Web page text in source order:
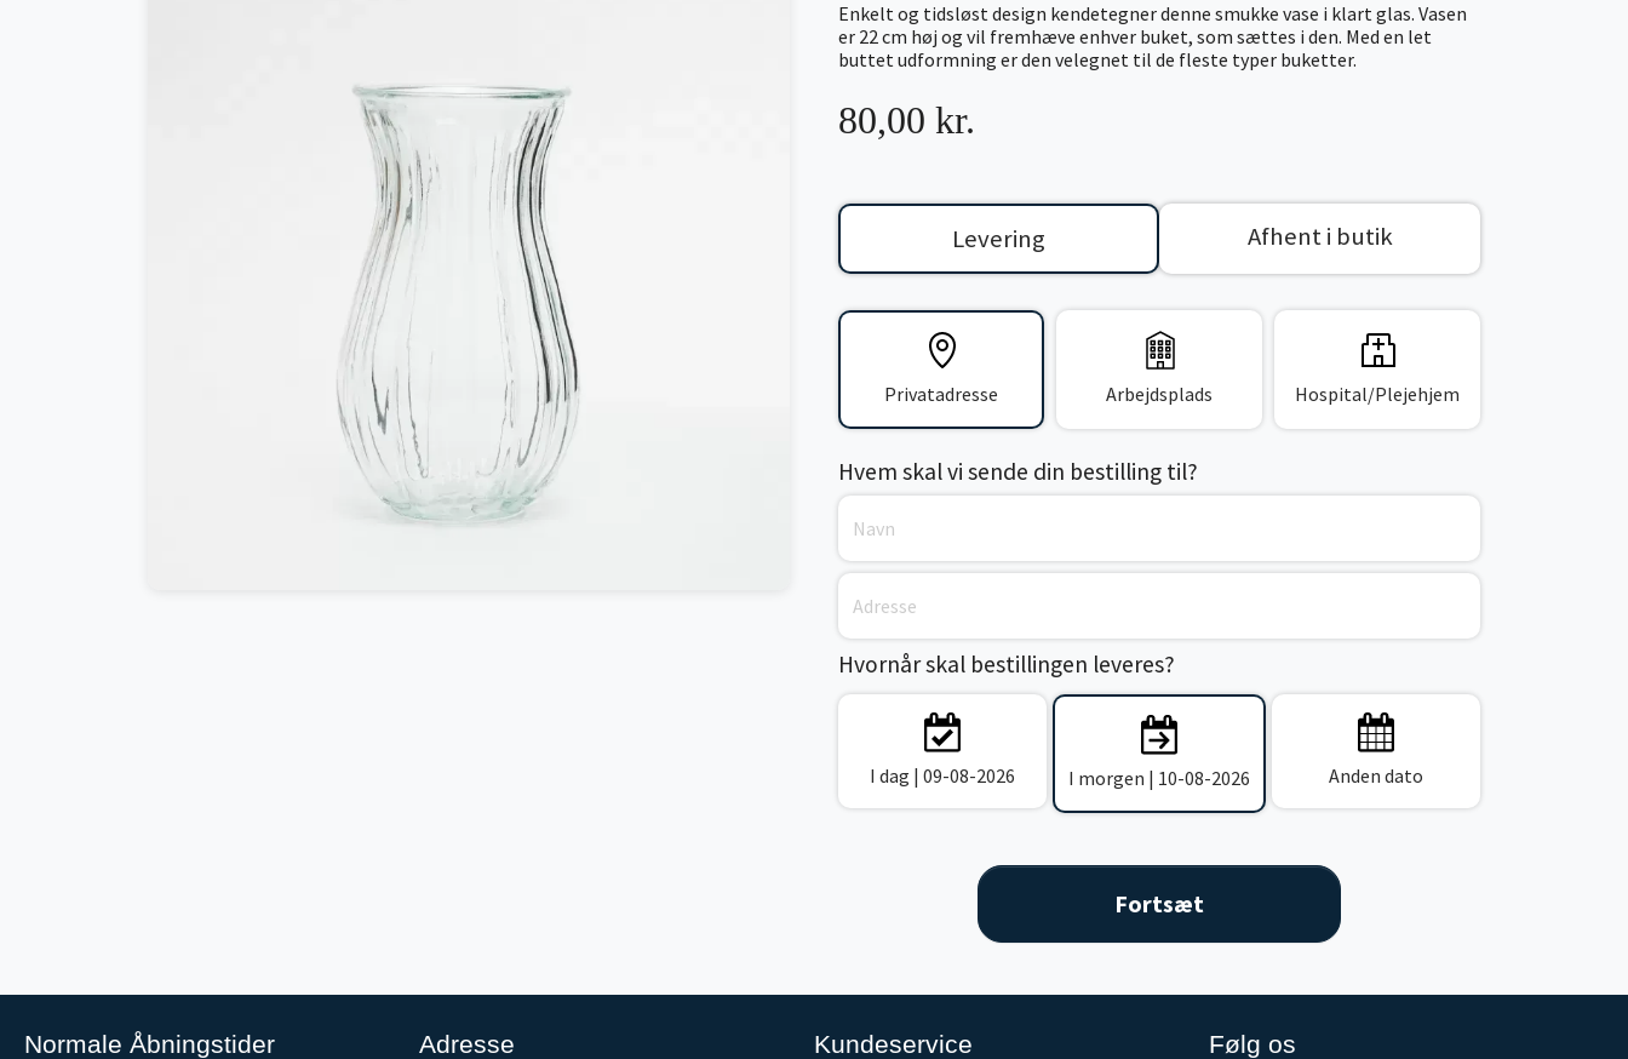
Enkelt og tidsløst design kendetegner denne smukke vase i klart glas. Vasen
er 22 cm høj og vil fremhæve enhver buket, som sættes i den. Med en let
buttet udformning er den velegnet til de fleste typer buketter.
80,00 kr.
Levering Afhent i butik
Privatadresse Arbejdsplads Hospital/Plejehjem
Hvem skal vi sende din bestilling til?
Hvornår skal bestillingen leveres?
I dag | 09-08-2026 I morgen | 10-08-2026 Anden dato
Normale Åbningstider Adresse Kundeservice Følg os